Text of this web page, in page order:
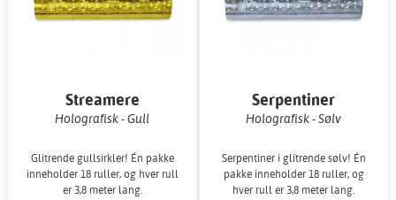
Streamere
Holografisk - Gull
Glitrende gullsirkler! Én pakke
inneholder 18 ruller, og hver rull
er 3,8 meter lang.
Serpentiner
Holografisk - Sølv
Serpentiner i glitrende sølv! Én
pakke inneholder 18 ruller, og
hver rull er 3,8 meter lang.